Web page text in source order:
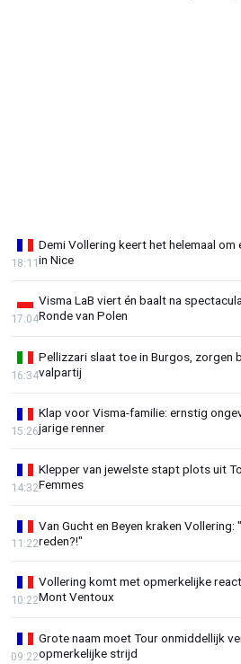
Demi Vollering keert het helemaal om
in Nice
18:11
Visma LaB viert én baalt na
Ronde van Polen
17:04
Pellizzari slaat toe in Burgos, zorgen
valpartij
16:34
Klap voor Visma-familie: ernstig
jarige renner
15:26
Klepper van jewelste stapt plots uit
Femmes
14:32
Van Gucht en Beyen kraken Vollering:
reden?!"
11:22
Vollering komt met opmerkelijke
Mont Ventoux
10:22
Grote naam moet Tour onmiddellijk
opmerkelijke strijd
09:22